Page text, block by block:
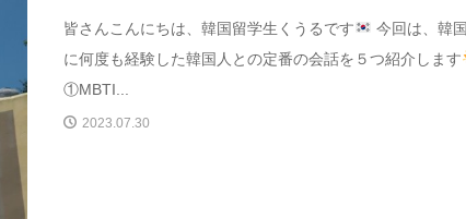
皆さんこんにちは、韓国留学生くうるです
今回は、韓
に何度も経験した韓国人との定番の会話を５つ紹介します
①MBTI...
2023.07.30